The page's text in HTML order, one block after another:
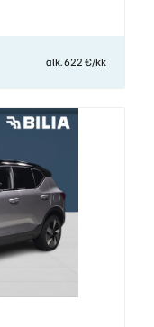
alk. 622 €/kk